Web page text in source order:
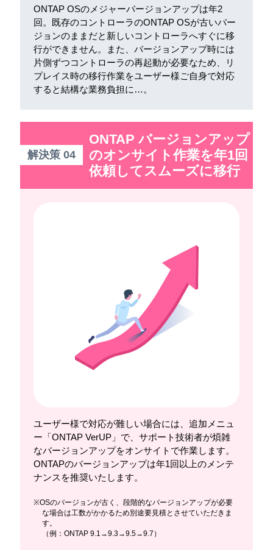
ONTAP OSのメジャーバージョンアップは年2
回。既存のコントローラのONTAP OSが古いバー
ジョンのままだと新しいコントローラへすぐに移
行ができません。また、バージョンアップ時には
片側ずつコントローラの再起動が必要なため、リ
プレイス時の移行作業をユーザー様ご自身で対応
すると結構な業務負担に…。
解決策 04
ONTAP バージョンアップ
のオンサイト作業を年1回
依頼してスムーズに移行
ユーザー様で対応が難しい場合には、追加メニュ
ー「ONTAP VerUP」で、サポート技術者が煩雑
なバージョンアップをオンサイトで作業します。
ONTAPのバージョンアップは年1回以上のメンテ
ナンスを推奨いたします。
※OSのバージョンが古く、段階的なバージョンアップが必要
な場合は工数がかかるため別途要見積とさせていただきま
す。
（例：ONTAP 9.1→9.3→9.5→9.7）